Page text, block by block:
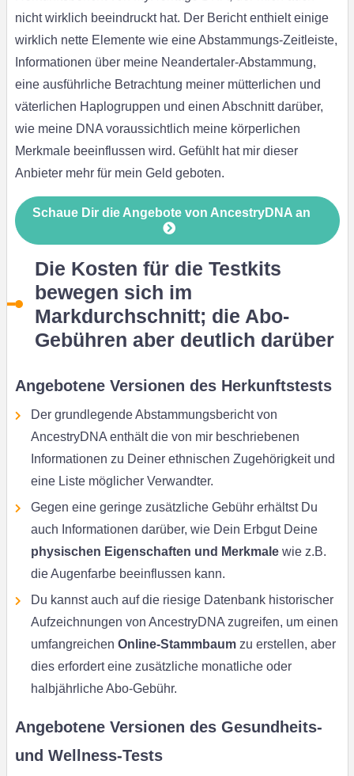
nicht wirklich beeindruckt hat. Der Bericht enthielt einige
wirklich nette Elemente wie eine Abstammungs-Zeitleiste,
Informationen über meine Neandertaler-Abstammung,
eine ausführliche Betrachtung meiner mütterlichen und
väterlichen Haplogruppen und einen Abschnitt darüber,
wie meine DNA voraussichtlich meine körperlichen
Merkmale beeinflussen wird. Gefühlt hat mir dieser
Anbieter mehr für mein Geld geboten.
Schaue Dir die Angebote von AncestryDNA an
Die Kosten für die Testkits
bewegen sich im
Markdurchschnitt; die Abo-
Gebühren aber deutlich darüber
Angebotene Versionen des Herkunftstests
Der grundlegende Abstammungsbericht von
AncestryDNA enthält die von mir beschriebenen
Informationen zu Deiner ethnischen Zugehörigkeit und
eine Liste möglicher Verwandter.
Gegen eine geringe zusätzliche Gebühr erhältst Du
auch Informationen darüber, wie Dein Erbgut Deine
physischen Eigenschaften und Merkmale wie z.B.
die Augenfarbe beeinflussen kann.
Du kannst auch auf die riesige Datenbank historischer
Aufzeichnungen von AncestryDNA zugreifen, um einen
umfangreichen Online-Stammbaumzu erstellen, aber
dies erfordert eine zusätzliche monatliche oder
halbjährliche Abo-Gebühr.
Angebotene Versionen des Gesundheits-
und Wellness-Tests